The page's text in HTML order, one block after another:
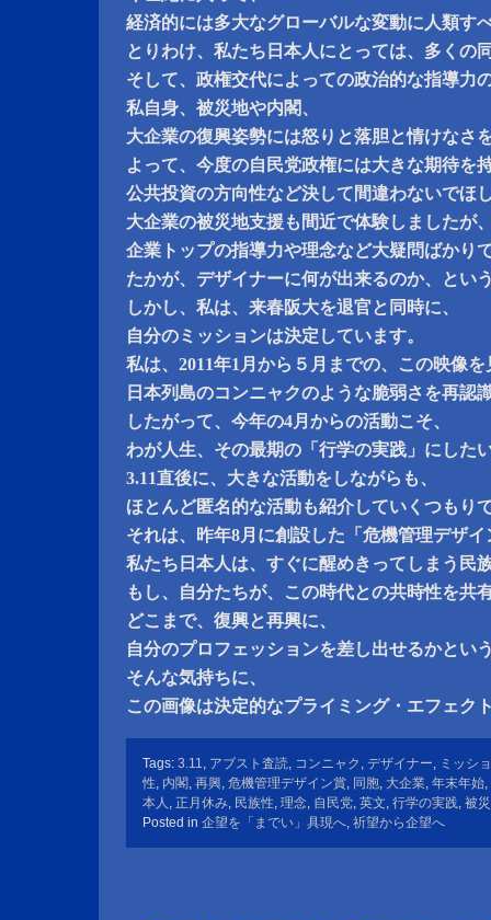
経済的には多大なグローバルな変動に人類す
とりわけ、私たち日本人にとっては、多くの
そして、政権交代によっての政治的な指導力
私自身、被災地や内閣、
大企業の復興姿勢には怒りと落胆と情けなさ
よって、今度の自民党政権には大きな期待を
公共投資の方向性など決して間違わないでほ
大企業の被災地支援も間近で体験しましたが
企業トップの指導力や理念など大疑問ばかり
たかが、デザイナーに何が出来るのか、とい
しかし、私は、来春阪大を退官と同時に、
自分のミッションは決定しています。
私は、2011年1月から５月までの、この映像
日本列島のコンニャクのような脆弱さを再認
したがって、今年の4月からの活動こそ、
わが人生、その最期の「行学の実践」にした
3.11直後に、大きな活動をしながらも、
ほとんど匿名的な活動も紹介していくつもり
それは、昨年8月に創設した「危機管理デザ
私たち日本人は、すぐに醒めきってしまう民
もし、自分たちが、この時代との共時性を共
どこまで、復興と再興に、
自分のプロフェッションを差し出せるかとい
そんな気持ちに、
この画像は決定的なプライミング・エフェク
Tags: 3.11, アブスト査読, コンニャク , デザイナー, ミッシ
性, 内閣, 再興, 危機管理デザイン賞, 同胞, 大企業, 年末年始,
本人 , 正月休み, 民族性, 理念, 自民党, 英文, 行学の実践, 被
Posted in 企望を「までい」具現へ, 祈望から企望へ